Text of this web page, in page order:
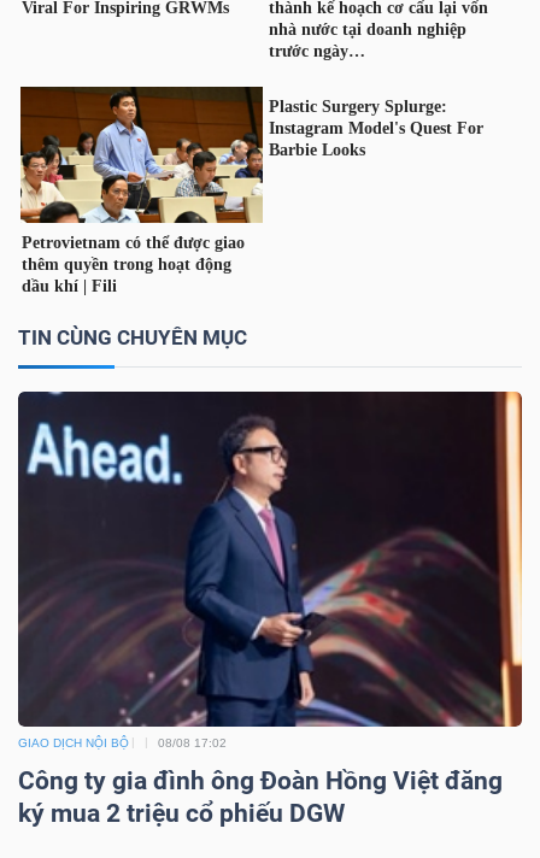
TIN CÙNG CHUYÊN MỤC
GIAO DỊCH NỘI BỘ 08/08 17:02
Công ty gia đình ông Đoàn Hồng Việt đăng
ký mua 2 triệu cổ phiếu DGW
TÀI
CHÍNH
CÁ
NHÂN
TÍCH
VIETSTOCKFINANCE